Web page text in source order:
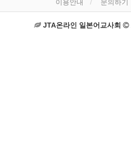
이용안내 문의하기
JTA온라인 일본어교사회